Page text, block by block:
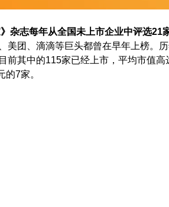
杂志每年从全国未上市企业中评选21
美团、滴滴等巨头都曾在早年上榜。
前其中的115家已经上市，平均市值
7家。